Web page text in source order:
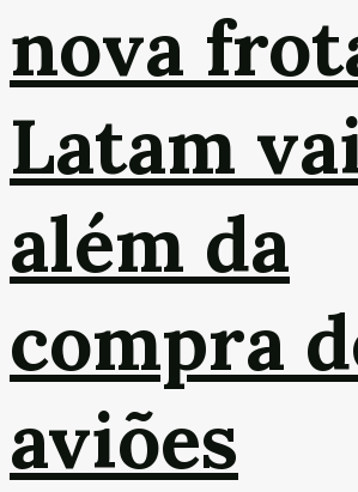
nova
Latam
além da
compra
aviões